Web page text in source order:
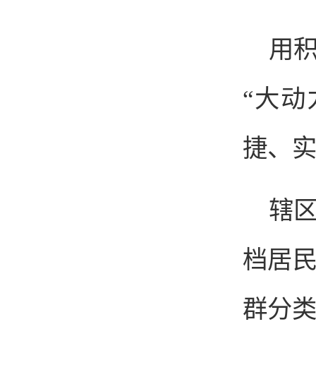
用
“大动
捷、
辖
档居
群分